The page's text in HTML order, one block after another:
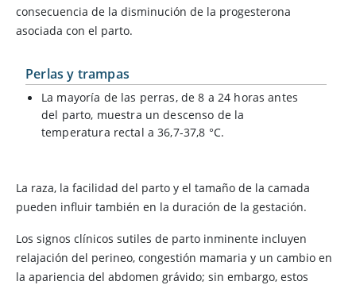
consecuencia de la disminución de la progesterona
asociada con el parto.
Perlas y trampas
La mayoría de las perras, de 8 a 24 horas antes
del parto, muestra un descenso de la
temperatura rectal a 36,7-37,8 °C.
La raza, la facilidad del parto y el tamaño de la camada
pueden influir también en la duración de la gestación.
Los signos clínicos sutiles de parto inminente incluyen
relajación del perineo, congestión mamaria y un cambio en
la apariencia del abdomen grávido; sin embargo, estos